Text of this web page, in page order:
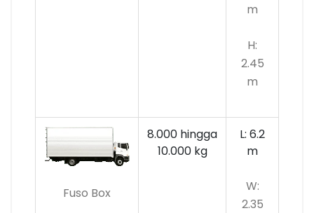
m
H:
2.45
m
Fuso Box
8.000 hingga
10.000 kg
L: 6.2
m
W:
2.35